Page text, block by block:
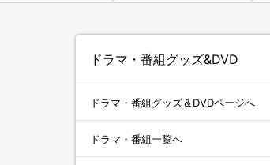
ドラマ・番組グッズ&DVD
ドラマ・番組グッズ＆DVDページへ
ドラマ・番組一覧へ